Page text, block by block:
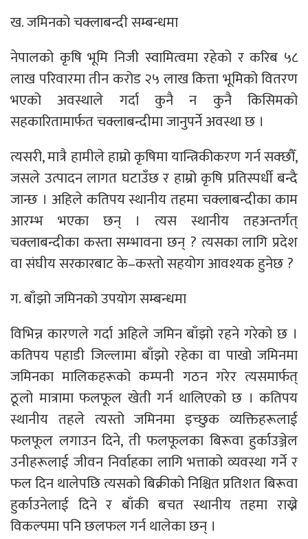
ख. जमिनको चक्लाबन्दी सम्बन्धमा
नेपालको कृषि भूमि निजी स्वामित्वमा रहेको र करिब ५८
लाख परिवारमा तीन करोड २५ लाख कित्ता भूमिको वितरण
भएको अवस्थाले गर्दा कुनै न कुनै किसिमको
सहकारितामार्फत चक्लाबन्दीमा जानुपर्ने अवस्था छ ।
त्यसरी, मात्रै हामीले हाम्रो कृषिमा यान्त्रिकीकरण गर्न सक्छौँ,
जसले उत्पादन लागत घटाउँछ र हाम्रो कृषि प्रतिस्पर्धी बन्दै
जान्छ । अहिले कतिपय स्थानीय तहमा चक्लाबन्दीका काम
आरम्भ भएका छन् । त्यस स्थानीय तहअन्तर्गत्
चक्लाबन्दीका कस्ता सम्भावना छन् ? त्यसका लागि प्रदेश
वा संघीय सरकारबाट के–कस्तो सहयोग आवश्यक हुनेछ ?
ग. बाँझो जमिनको उपयोग सम्बन्धमा
विभिन्न कारणले गर्दा अहिले जमिन बाँझो रहने गरेको छ ।
कतिपय पहाडी जिल्लामा बाँझो रहेका वा पाखो जमिनमा
जमिनका मालिकहरूको कम्पनी गठन गरेर त्यसमार्फत्
ठूलो मात्रामा फलफूल खेती गर्न थालिएको छ । कतिपय
स्थानीय तहले त्यस्तो जमिनमा इच्छुक व्यक्तिहरूलाई
फलफूल लगाउन दिने, ती फलफूलका बिरूवा हुर्काउञ्जेल
उनीहरूलाई जीवन निर्वाहका लागि भत्ताको व्यवस्था गर्ने र
फल दिन थालेपछि त्यसको बिक्रीको निश्चित प्रतिशत बिरूवा
हुर्काउनेलाई दिने र बाँकी बचत स्थानीय तहमा राख्ने
विकल्पमा पनि छलफल गर्न थालेका छन् ।